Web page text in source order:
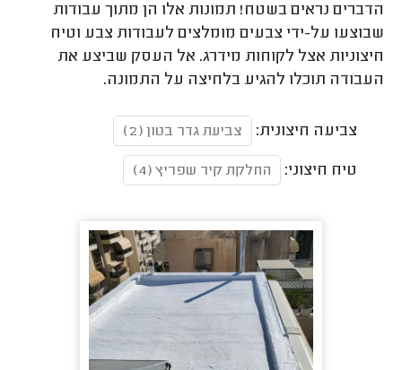
הדברים נראים בשטח! תמונות אלו הן מתוך עבודות
שבוצעו על-ידי צבעים מומלצים לעבודות צבע וטיח
חיצוניות אצל לקוחות מידרג. אל העסק שביצע את
העבודה תוכלו להגיע בלחיצה על התמונה.
צביעה חיצונית: צביעת גדר בטון (2)
טיח חיצוני: החלקת קיר שפריץ (4)